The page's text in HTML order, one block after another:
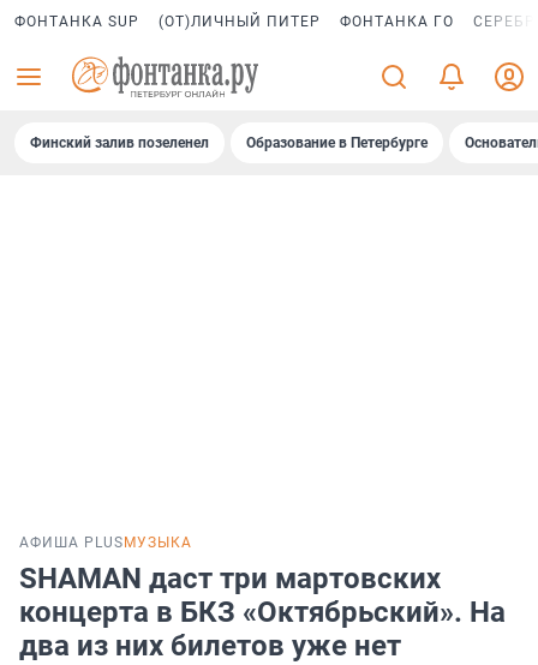
ФОНТАНКА SUP (ОТ)ЛИЧНЫЙ ПИТЕР ФОНТАНКА ГО
Финский залив позеленел Образование в Петербурге
АФИША PLUS МУЗЫКА
SHAMAN даст три мартовских
концерта в БКЗ «Октябрьский». На
два из них билетов уже нет